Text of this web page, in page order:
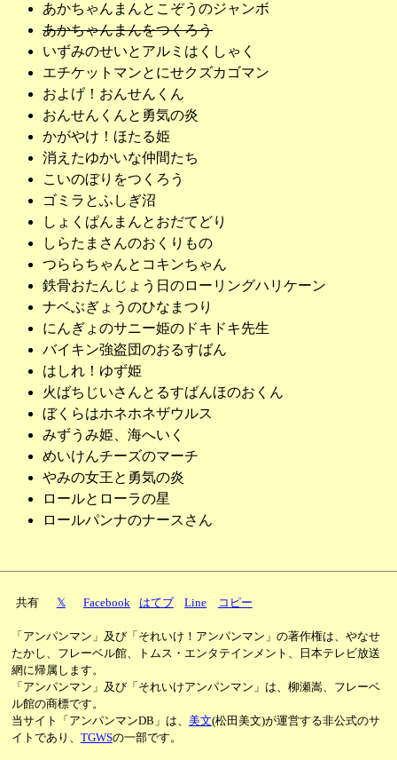
あかちゃんまんとこぞうのジャンボ
あかちゃんまんをつくろう
いずみのせいとアルミはくしゃく
エチケットマンとにせクズカゴマン
およげ！おんせんくん
おんせんくんと勇気の炎
かがやけ！ほたる姫
消えたゆかいな仲間たち
こいのぼりをつくろう
ゴミラとふしぎ沼
しょくぱんまんとおだてどり
しらたまさんのおくりもの
つららちゃんとコキンちゃん
鉄骨おたんじょう日のローリングハリケーン
ナベぶぎょうのひなまつり
にんぎょのサニー姫のドキドキ先生
バイキン強盗団のおるすばん
はしれ！ゆず姫
火ばちじいさんとるすばんほのおくん
ぼくらはホネホネザウルス
みずうみ姫、海へいく
めいけんチーズのマーチ
やみの女王と勇気の炎
ロールとローラの星
ロールパンナのナースさん
共有 𝕏 Facebook はてブ Line コピー
「アンパンマン」及び「それいけ！アンパンマン」の著作権は、やなせ
たかし、フレーベル館、トムス・エンタテインメント、日本テレビ放送
網に帰属します。
「アンパンマン」及び「それいけアンパンマン」は、柳瀬嵩、フレーベ
ル館の商標です。
当サイト「アンパンマンDB」は、 美文(松田美文)が運営する非公式のサ
イトであり、 TGWSの一部です。